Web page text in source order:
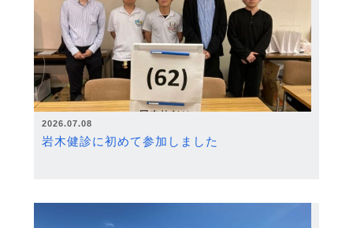
2026.07.08
岩木健診に初めて参加しました